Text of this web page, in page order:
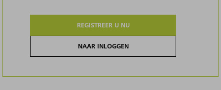
REGISTREER U NU
NAAR INLOGGEN